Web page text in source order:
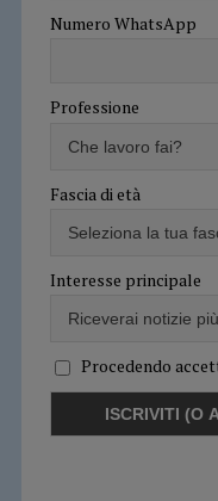
Numero WhatsApp
Professione
Fascia di età
Interesse principale
Procedendo